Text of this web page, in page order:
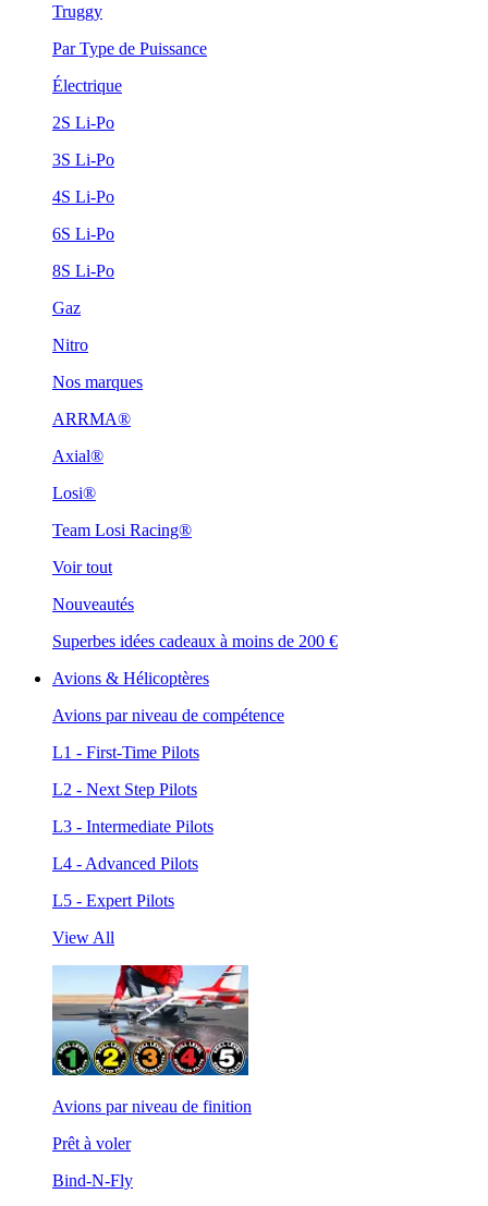
Truggy
Par Type de Puissance
Électrique
2S Li-Po
3S Li-Po
4S Li-Po
6S Li-Po
8S Li-Po
Gaz
Nitro
Nos marques
ARRMA®
Axial®
Losi®
Team Losi Racing®
Voir tout
Nouveautés
Superbes idées cadeaux à moins de 200 €
Avions & Hélicoptères
Avions par niveau de compétence
L1 - First-Time Pilots
L2 - Next Step Pilots
L3 - Intermediate Pilots
L4 - Advanced Pilots
L5 - Expert Pilots
View All
Avions par niveau de finition
Prêt à voler
Bind-N-Fly